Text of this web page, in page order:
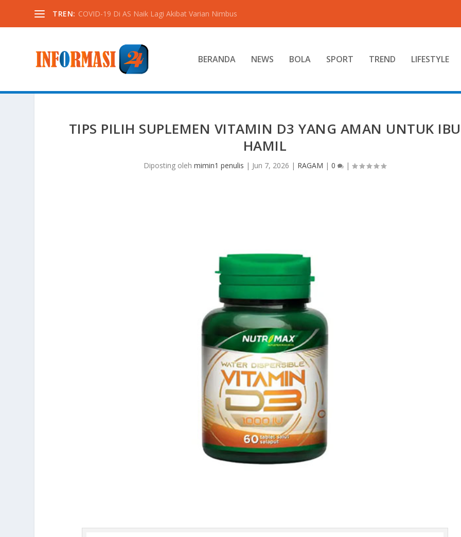
TREN: COVID-19 Di AS Naik Lagi Akibat Varian Nimbus
BERANDA NEWS BOLA SPORT TREND LIFESTYLE
TIPS PILIH SUPLEMEN VITAMIN D3 YANG AMAN UNTUK IBU
HAMIL
Diposting olehmimin1 penulis | Jun 7, 2026 | RAGAM |0 |